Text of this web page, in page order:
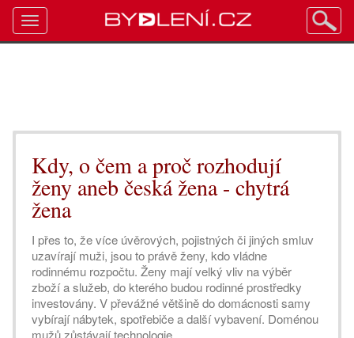
Kdy, o čem a proč rozhodují
ženy aneb česká žena - chytrá
žena
I přes to, že více úvěrových, pojistných či jiných smluv
uzavírají muži, jsou to právě ženy, kdo vládne
rodinnému rozpočtu. Ženy mají velký vliv na výběr
zboží a služeb, do kterého budou rodinné prostředky
investovány. V převážné většině do domácnosti samy
vybírají nábytek, spotřebiče a další vybavení. Doménou
mužů zůstávají technologie.
Toggle
navigation